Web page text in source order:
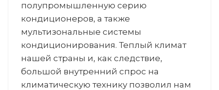
полупромышленную серию
кондиционеров, а также
мультизональные системы
кондиционирования. Теплый климат
нашей страны и, как следствие,
большой внутренний спрос на
климатическую технику позволил нам